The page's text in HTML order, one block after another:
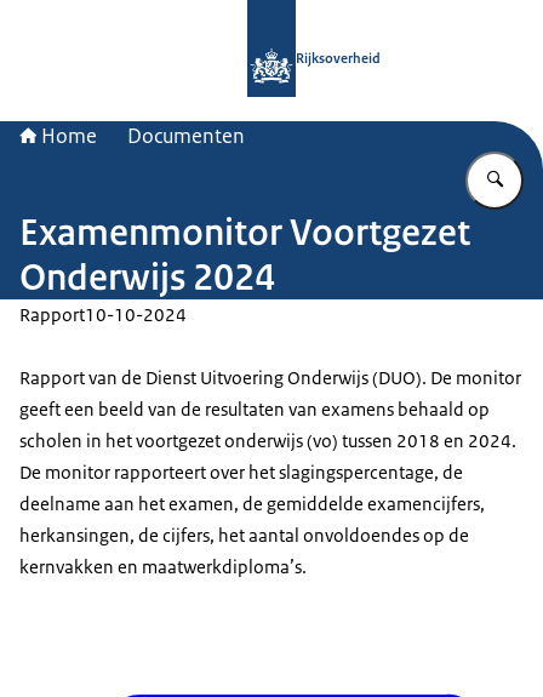
Rijksoverheid
Home Documenten
Examenmonitor Voortgezet
Onderwijs 2024
Rapport10-10-2024
Rapport van de Dienst Uitvoering Onderwijs (DUO). De monitor
geeft een beeld van de resultaten van examens behaald op
scholen in het voortgezet onderwijs (vo) tussen 2018 en 2024.
De monitor rapporteert over het slagingspercentage, de
deelname aan het examen, de gemiddelde examencijfers,
herkansingen, de cijfers, het aantal onvoldoendes op de
kernvakken en maatwerkdiploma’s.